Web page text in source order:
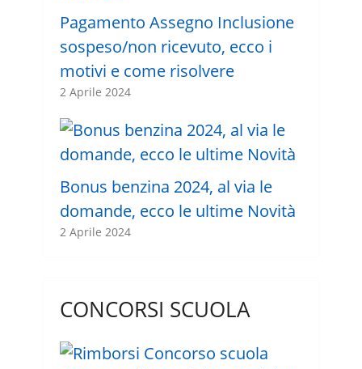
Pagamento Assegno Inclusione
sospeso/non ricevuto, ecco i
motivi e come risolvere
2 Aprile 2024
Bonus benzina 2024, al via le
domande, ecco le ultime Novità
2 Aprile 2024
CONCORSI SCUOLA